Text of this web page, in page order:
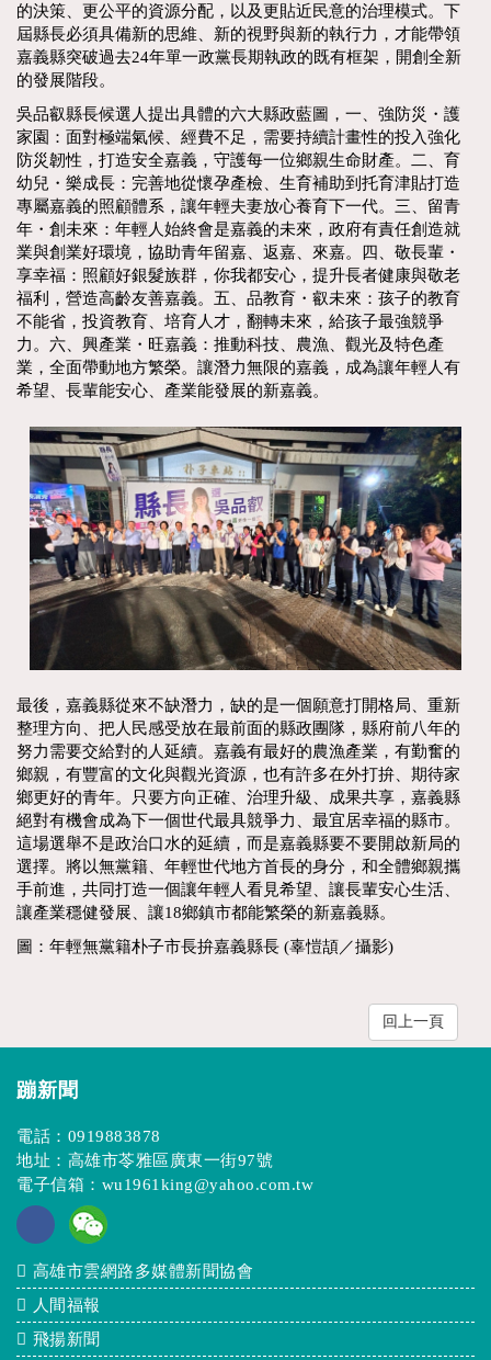
的決策、更公平的資源分配，以及更貼近民意的治理模式。下
屆縣長必須具備新的思維、新的視野與新的執行力，才能帶領
嘉義縣突破過去24年單一政黨長期執政的既有框架，開創全新
的發展階段。
吳品叡縣長候選人提出具體的六大縣政藍圖，一、強防災・護
家園：面對極端氣候、經費不足，需要持續計畫性的投入強化
防災韌性，打造安全嘉義，守護每一位鄉親生命財產。二、育
幼兒・樂成長：完善地從懷孕產檢、生育補助到托育津貼打造
專屬嘉義的照顧體系，讓年輕夫妻放心養育下一代。三、留青
年・創未來：年輕人始終會是嘉義的未來，政府有責任創造就
業與創業好環境，協助青年留嘉、返嘉、來嘉。四、敬長輩・
享幸福：照顧好銀髮族群，你我都安心，提升長者健康與敬老
福利，營造高齡友善嘉義。五、品教育・叡未來：孩子的教育
不能省，投資教育、培育人才，翻轉未來，給孩子最強競爭
力。六、興產業・旺嘉義：推動科技、農漁、觀光及特色產
業，全面帶動地方繁榮。讓潛力無限的嘉義，成為讓年輕人有
希望、長輩能安心、產業能發展的新嘉義。
最後，嘉義縣從來不缺潛力，缺的是一個願意打開格局、重新
整理方向、把人民感受放在最前面的縣政團隊，縣府前八年的
努力需要交給對的人延續。嘉義有最好的農漁產業，有勤奮的
鄉親，有豐富的文化與觀光資源，也有許多在外打拚、期待家
鄉更好的青年。只要方向正確、治理升級、成果共享，嘉義縣
絕對有機會成為下一個世代最具競爭力、最宜居幸福的縣市。
這場選舉不是政治口水的延續，而是嘉義縣要不要開啟新局的
選擇。將以無黨籍、年輕世代地方首長的身分，和全體鄉親攜
手前進，共同打造一個讓年輕人看見希望、讓長輩安心生活、
讓產業穩健發展、讓18鄉鎮市都能繁榮的新嘉義縣。
圖：年輕無黨籍朴子市長拚嘉義縣長 (辜愷頡／攝影)
回上一頁
蹦新聞
電話： 0919883878
地址：高雄市苓雅區廣東一街97號
電子信箱： wu1961king@yahoo.com.tw
高雄市雲網路多媒體新聞協會
人間福報
飛揚新聞